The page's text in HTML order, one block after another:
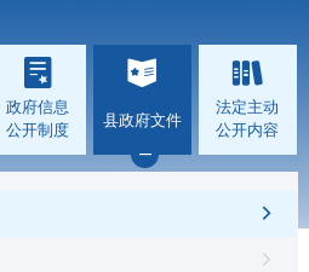
政府信息
公开制度
县政府文件
法定主动
公开内容